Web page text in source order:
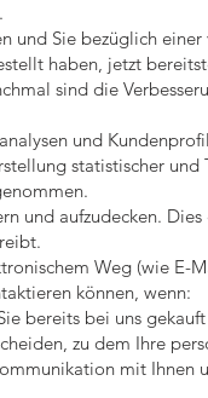
und Sie bezüglich
haben, jetzt
sind die
und
statistischer
und aufzudecken.
Weg (wie
können, wenn:
bereits bei uns
zu dem Ihre
mit Ihnen